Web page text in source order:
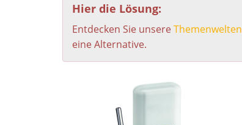
Hier die Lösung:
Entdecken Sie unsereThemenwelten
eine Alternative.